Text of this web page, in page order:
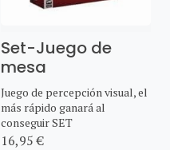
Set-Juego de
mesa
Juego de percepción visual, el
más rápido ganará al
conseguir SET
16,95 €